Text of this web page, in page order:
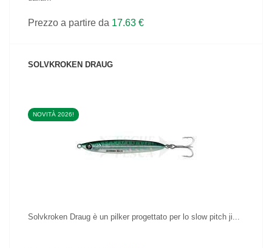
Prezzo a partire da 17.63 €
SOLVKROKEN DRAUG
NOVITÀ 2026!
Solvkroken Draug è un pilker progettato per lo slow pitch ji...